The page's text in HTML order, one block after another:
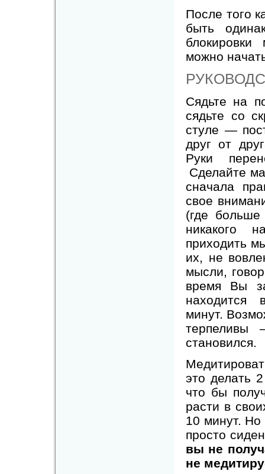
После того
быть
можно
Сядьте на
сядьте со
стуле —
друг от
Руки
Сделайте
сначала
свое
(где
никакого
приходить
их, не
мысли,
время Вы
находится
минут.
становился.
это делать
что бы
расти в
10 минут.
просто
вы не
не